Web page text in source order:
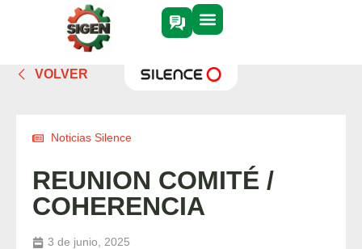
VOLVER
Noticias Silence
REUNION COMITÉ /
COHERENCIA
3 de junio, 2025